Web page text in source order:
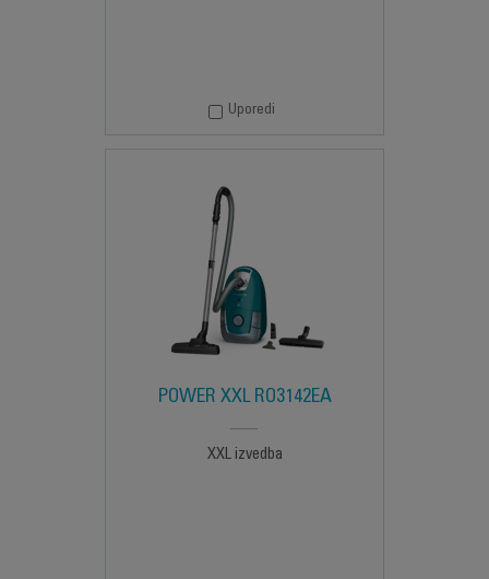
Uporedi
POWER XXL RO3142EA
XXL izvedba